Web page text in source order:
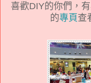
喜歡DIY的你們，
的專頁查